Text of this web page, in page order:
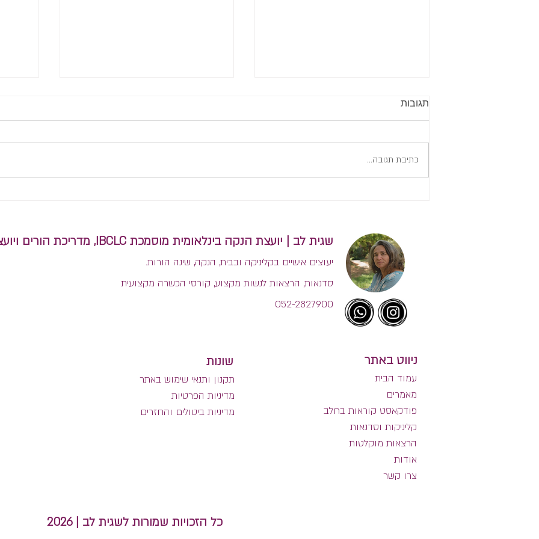
תגובות
כתיבת תגובה...
שגית לב | יועצת הנקה בינלאומית מוסמכת IBCLC, מדריכת הורים ויועצת שינה בגישה היקשרותית.
יעוצים אישיים בקליניקה ובבית, הנקה, שינה הורות.
סדנאות, הרצאות לנשות מקצוע, קורסי הכשרה מקצועית
052-2827900
שונות
תקנון ותנאי שימוש באתר
מדיניות הפרטיות
מדיניות ביטולים והחזרים
ניווט באתר
עמוד הבית
מאמרים
פודקאסט קוראות בחלב
קליניקות וסדנאות
הרצאות מוקלטות
אודות
צרו קשר
כל הזכויות שמורות לשגית לב | 2026